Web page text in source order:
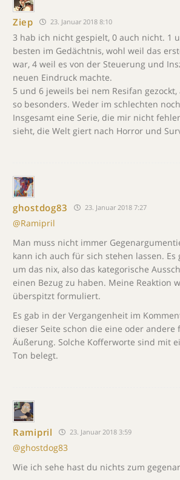
Ziep 23. Januar 2018 8:10
3 hab ich nicht gespielt, 0 auch nicht. 1
besten im Gedächtnis, wohl weil das
war, 4 weil es von der Steuerung und
neuen Eindruck machte.
5 und 6 jeweils bei nem Resifan
so besonders. Weder im schlechten
Insgesamt eine Serie, die mir nicht
sieht, die Welt giert nach Horror und
ghostdog83 23. Januar 2018 7:27
@Ramipril
Man muss nicht immer
kann ich auch für sich stehen lassen.
um das nix, also das kategorische
einen Bezug zu haben. Meine Reaktion
überspitzt formuliert.
Es gab in der Vergangenheit im
dieser Seite schon die eine oder
Äußerung. Solche Kofferworte sind mit
Ton belegt.
Ramipril 23. Januar 2018 3:59
@ghostdog83
Wie ich sehe hast du nichts zum